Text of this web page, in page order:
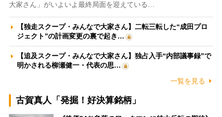
大家さん」がいよいよ最終局面を迎えている…
【独走スクープ・みんなで大家さん】二転三転した“成田プロ
ジェクト”の計画変更の裏で起き…
【追及スクープ・みんなで大家さん】独占入手“内部議事録”で
明かされる柳瀬健一・代表の思…
一覧を見る
古賀真人「発掘！好決算銘柄」